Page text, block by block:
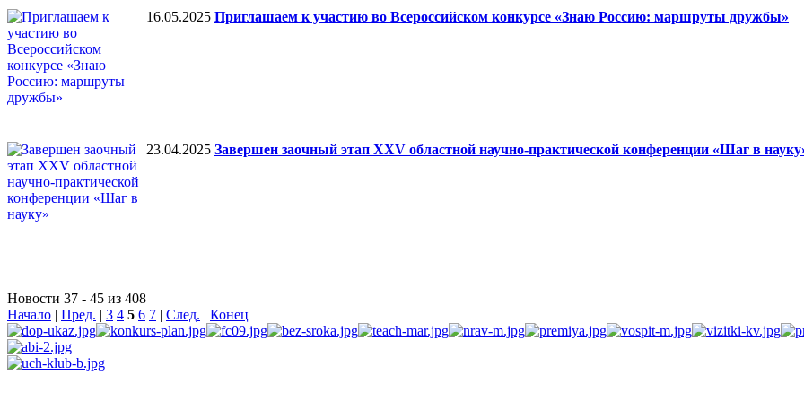
16.05.2025 Приглашаем к участию во Всероссийском конкурсе «Знаю Россию: маршруты дружбы»
23.04.2025 Завершен заочный этап XXV областной научно-практической конференции «Шаг в
Новости 37 - 45 из 408
Начало | Пред. | 3 4 5 6 7 | След. | Конец